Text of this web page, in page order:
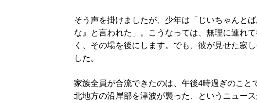
そう声を掛けましたが、少年は「じいちゃんと
な』と言われた」。こうなっては、無理に連れ
く、その場を後にします。でも、彼が見せた寂
した。
家族全員が合流できたのは、午後4時過ぎのこと
北地方の沿岸部を津波が襲った、というニュー